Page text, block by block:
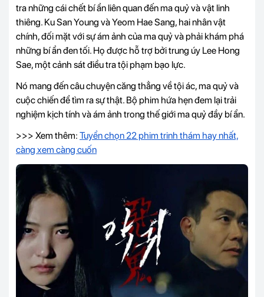
tra những cái chết bí ẩn liên quan đến ma quỷ và vật linh
thiêng. Ku San Young và Yeom Hae Sang, hai nhân vật
chính, đối mặt với sự ám ảnh của ma quỷ và phải khám phá
những bí ẩn đen tối. Họ được hỗ trợ bởi trung úy Lee Hong
Sae, một cảnh sát điều tra tội phạm bạo lực.
Nó mang đến câu chuyện căng thẳng về tội ác, ma quỷ và
cuộc chiến để tìm ra sự thật. Bộ phim hứa hẹn đem lại trải
nghiệm kịch tính và ám ảnh trong thế giới ma quỷ đầy bí ẩn.
>>> Xem thêm: Tuyển chọn 22 phim trinh thám hay nhất,
càng xem càng cuốn